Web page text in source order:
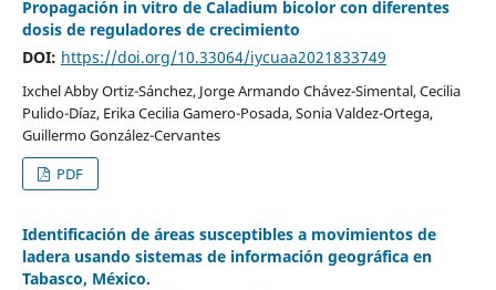
Propagación in vitro de Caladium bicolor con diferentes
dosis de reguladores de crecimiento
DOI: https://doi.org/10.33064/iycuaa2021833749
Ixchel Abby Ortiz-Sánchez, Jorge Armando Chávez-Simental, Cecilia
Pulido-Díaz, Erika Cecilia Gamero-Posada, Sonia Valdez-Ortega,
Guillermo González-Cervantes
PDF
Identificación de áreas susceptibles a movimientos de
ladera usando sistemas de información geográfica en
Tabasco, México.